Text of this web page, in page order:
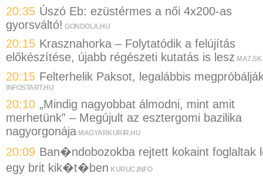
20:35 Úszó Eb: ezüstérmes a női 4x200-as
gyorsváltó! GONDOLA.HU
20:15 Krasznahorka – Folytatódik a felújítás
előkészítése, újabb régészeti kutatás is lesz MA7.SK
20:15 Felterhelik Paksot, legalábbis
INFOSTART.HU
20:10 „Mindig nagyobbat álmodni, mint amit
merhetünk” – Megújult az esztergomi bazilika
nagyorgonája MAGYARKURIR.HU
20:09 Ban�ndobozokba rejtett kokaint foglaltak
egy brit kik�t�ben KURUC.INFO